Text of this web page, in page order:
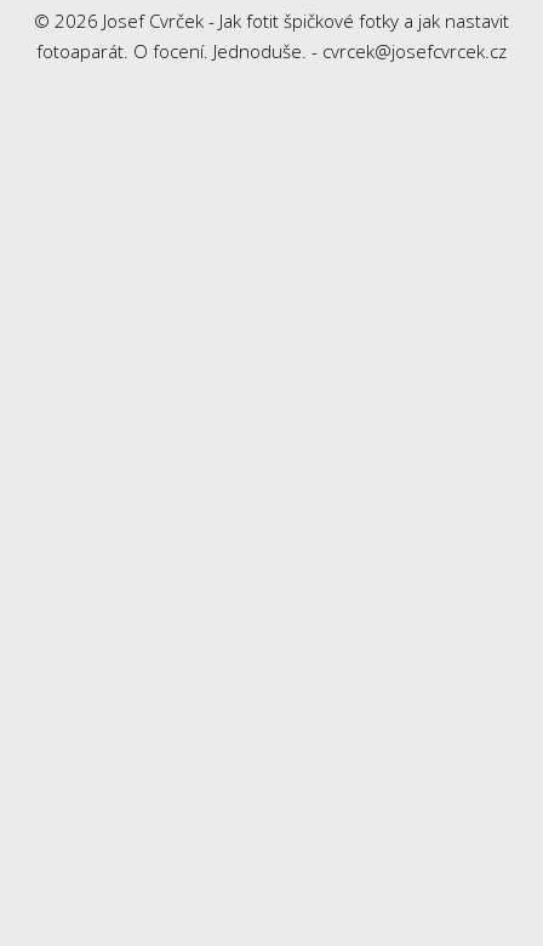
© 2026 Josef Cvrček - Jak fotit špičkové fotky a jak nastavit
fotoaparát. O focení. Jednoduše. - cvrcek@josefcvrcek.cz